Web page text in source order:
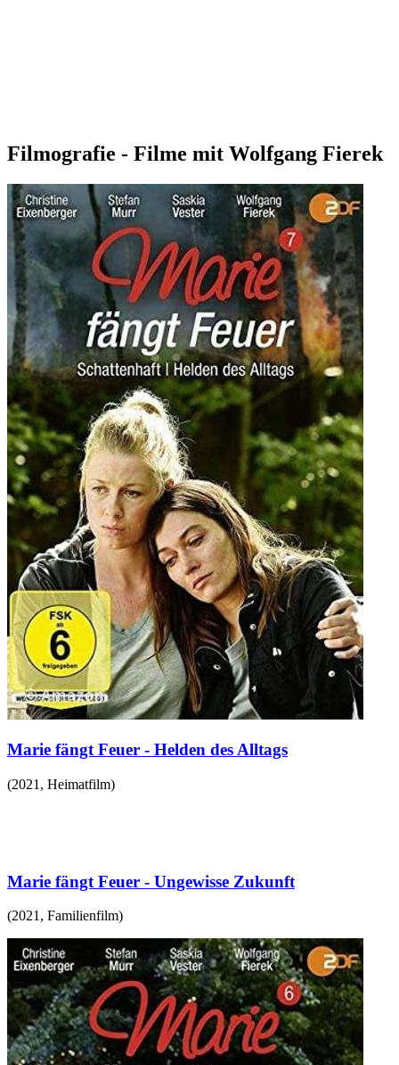
Filmografie - Filme mit Wolfgang Fierek
Marie fängt Feuer - Helden des Alltags
(2021 , Heimatfilm)
Marie fängt Feuer - Ungewisse Zukunft
(2021 , Familienfilm)